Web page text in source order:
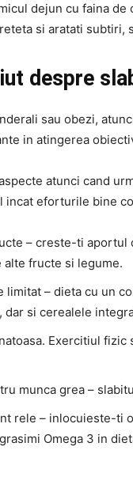
dejun cu faina
si aratati subtiri,
despre
sau obezi,
in atingerea
atunci cand
eforturile bine
– creste-ti
alte fructe si legume.
limitat – dieta cu un
dar si cerealele
Exercitiul
munca grea –
rele – inlocuieste-ti
Omega 3 in